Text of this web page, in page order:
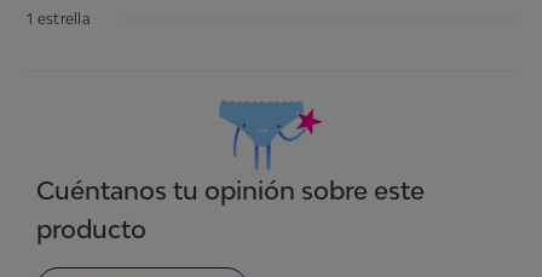
1 estrella
Cuéntanos tu opinión sobre este
producto